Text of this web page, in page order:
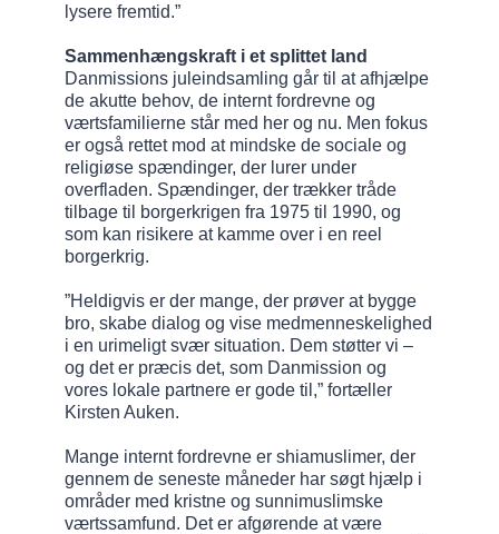
lysere fremtid.”
Sammenhængskraft i et splittet land
Danmissions juleindsamling går til at afhjælpe
de akutte behov, de internt fordrevne og
værtsfamilierne står med her og nu. Men fokus
er også rettet mod at mindske de sociale og
religiøse spændinger, der lurer under
overfladen. Spændinger, der trækker tråde
tilbage til borgerkrigen fra 1975 til 1990, og
som kan risikere at kamme over i en reel
borgerkrig.
”Heldigvis er der mange, der prøver at bygge
bro, skabe dialog og vise medmenneskelighed
i en urimeligt svær situation. Dem støtter vi –
og det er præcis det, som Danmission og
vores lokale partnere er gode til,” fortæller
Kirsten Auken.
Mange internt fordrevne er shiamuslimer, der
gennem de seneste måneder har søgt hjælp i
områder med kristne og sunnimuslimske
værtssamfund. Det er afgørende at være